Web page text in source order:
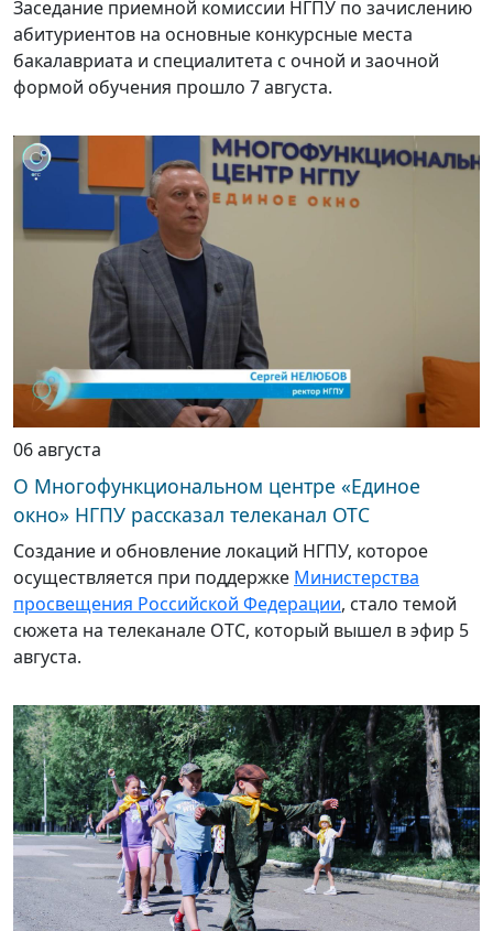
Заседание приемной комиссии НГПУ по зачислению
абитуриентов на основные конкурсные места
бакалавриата и специалитета с очной и заочной
формой обучения прошло 7 августа.
06 августа
О Многофункциональном центре «Единое
окно» НГПУ рассказал телеканал ОТС
Создание и обновление локаций НГПУ, которое
осуществляется при поддержке Министерства
просвещения Российской Федерации, стало темой
сюжета на телеканале ОТС, который вышел в эфир 5
августа.